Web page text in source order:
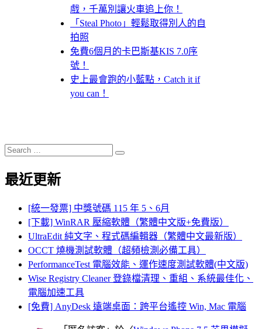
戲，千萬別讓火車追上你！
「Steal Photo」輕鬆取得別人的自
拍照
免費6個月的卡巴斯基KIS 7.0序
號！
史上最會跑的小藍點，Catch it if
you can！
Search
for:
Search
最近更新
[統一發票] 中獎號碼 115 年 5、6月
[下載] WinRAR 壓縮軟體（繁體中文版+免費版）
UltraEdit 純文字、程式碼編輯器（繁體中文最新版）
OCCT 燒機測試軟體（超頻檢測必備工具）
PerformanceTest 電腦效能、運作速度測試軟體(中文版)
Wise Registry Cleaner 登錄檔清理、重組、系統最佳化、
電腦加速工具
[免費] AnyDesk 遠端桌面：跨平台遙控 Win, Mac 電腦